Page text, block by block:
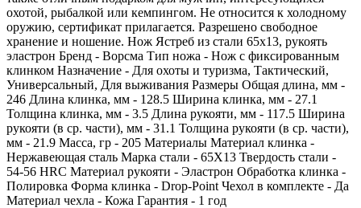
охотой, рыбалкой или кемпингом. Не относится к холодному
оружию, сертификат прилагается. Разрешено свободное
хранение и ношение. Нож Ястреб из стали 65х13, рукоять
эластрон Бренд - Ворсма Тип ножа - Нож с фиксированным
клинком Назначение - Для охоты и туризма, Тактический,
Универсальный, Для выживания Размеры Общая длина, мм -
246 Длина клинка, мм - 128.5 Ширина клинка, мм - 27.1
Толщина клинка, мм - 3.5 Длина рукояти, мм - 117.5 Ширина
рукояти (в ср. части), мм - 31.1 Толщина рукояти (в ср. части),
мм - 21.9 Масса, гр - 205 Материалы Материал клинка -
Нержавеющая сталь Марка стали - 65Х13 Твердость стали -
54-56 HRC Материал рукояти - Эластрон Обработка клинка -
Полировка Форма клинка - Drop-Point Чехол в комплекте - Да
Материал чехла - Кожа Гарантия - 1 год